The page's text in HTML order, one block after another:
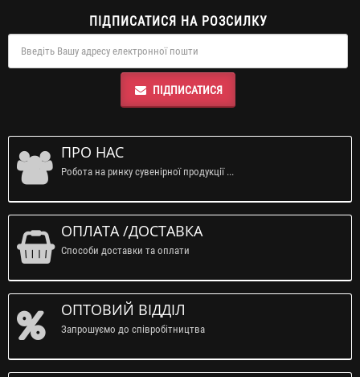
ПІДПИСАТИСЯ НА РОЗСИЛКУ
ПІДПИСАТИСЯ
ПРО НАС
Робота на ринку сувенірної продукції ...
ОПЛАТА /ДОСТАВКА
Способи доставки та оплати
ОПТОВИЙ ВІДДІЛ
Запрошуємо до співробітництва